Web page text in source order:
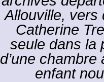
Allouville, vers
Catherine
seule dans la
d’une
enfant